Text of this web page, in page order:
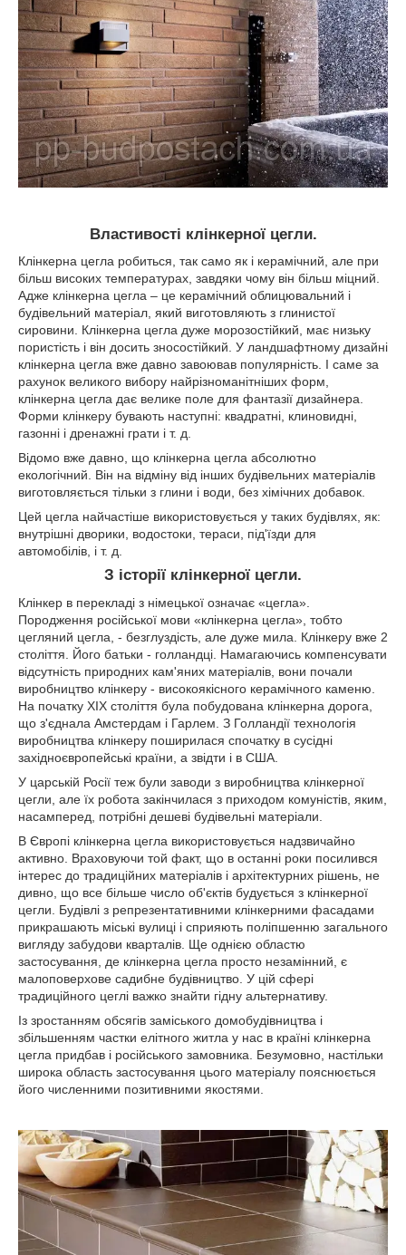
Властивості клінкерної цегли.
Клінкерна цегла робиться, так само як і керамічний, але при
більш високих температурах, завдяки чому він більш міцний.
Адже клінкерна цегла – це керамічний облицювальний і
будівельний матеріал, який виготовляють з глинистої
сировини. Клінкерна цегла дуже морозостійкий, має низьку
пористість і він досить зносостійкий. У ландшафтному дизайні
клінкерна цегла вже давно завоював популярність. І саме за
рахунок великого вибору найрізноманітніших форм,
клінкерна цегла дає велике поле для фантазії дизайнера.
Форми клінкеру бувають наступні: квадратні, клиновидні,
газонні і дренажні грати і т. д.
Відомо вже давно, що клінкерна цегла абсолютно
екологічний. Він на відміну від інших будівельних матеріалів
виготовляється тільки з глини і води, без хімічних добавок.
Цей цегла найчастіше використовується у таких будівлях, як:
внутрішні дворики, водостоки, тераси, під'їзди для
автомобілів, і т. д.
З історії клінкерної цегли.
Клінкер в перекладі з німецької означає «цегла».
Породження російської мови «клінкерна цегла», тобто
цегляний цегла, - безглуздість, але дуже мила. Клінкеру вже 2
століття. Його батьки - голландці. Намагаючись компенсувати
відсутність природних кам'яних матеріалів, вони почали
виробництво клінкеру - високоякісного керамічного каменю.
На початку XIX століття була побудована клінкерна дорога,
що з'єднала Амстердам і Гарлем. З Голландії технологія
виробництва клінкеру поширилася спочатку в сусідні
західноєвропейські країни, а звідти і в США.
У царській Росії теж були заводи з виробництва клінкерної
цегли, але їх робота закінчилася з приходом комуністів, яким,
насамперед, потрібні дешеві будівельні матеріали.
В Європі клінкерна цегла використовується надзвичайно
активно. Враховуючи той факт, що в останні роки посилився
інтерес до традиційних матеріалів і архітектурних рішень, не
дивно, що все більше число об'єктів будується з клінкерної
цегли. Будівлі з репрезентативними клінкерними фасадами
прикрашають міські вулиці і сприяють поліпшенню загального
вигляду забудови кварталів. Ще однією областю
застосування, де клінкерна цегла просто незамінний, є
малоповерхове садибне будівництво. У цій сфері
традиційного цеглі важко знайти гідну альтернативу.
Із зростанням обсягів заміського домобудівництва і
збільшенням частки елітного житла у нас в країні клінкерна
цегла придбав і російського замовника. Безумовно, настільки
широка область застосування цього матеріалу пояснюється
його численними позитивними якостями.